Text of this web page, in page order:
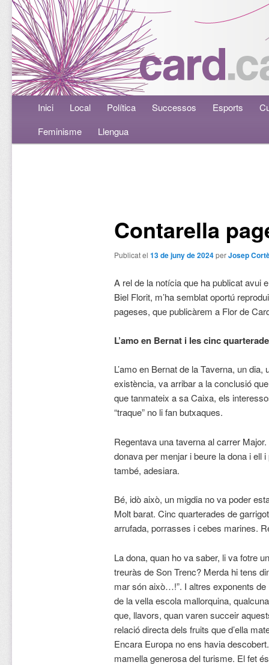
Menú principalAneu al contingut principal
Aneu al contingut secundari
Inici Local Política Successos Esports
Feminisme
Llengua
Contarella
Publicat el 13 de juny de 2024perJosep
A rel de la notícia que ha publicat avui
Biel Florit, m’ha semblat oportú
pageses, que publicàrem a Flor de
L’amo en Bernat i les cinc
L’amo en Bernat de la Taverna, un
existència, va arribar a la conclusió
que tanmateix a sa Caixa, els
“traque” no li fan butxaques.
Regentava una taverna al carrer
donava per menjar i beure la dona i ell
també, adesiara.
Bé, idò això, un migdia no va poder
Molt barat. Cinc quarterades de
arrufada, porrasses i cebes marines.
La dona, quan ho va saber, li va fotre
treuràs de Son Trenc? Merda hi tens
mar són això…!”. I altres exponents
de la vella escola mallorquina,
que, llavors, quan varen succeir
relació directa dels fruits que d’ella
Encara Europa no ens havia
mamella generosa del turisme. El fet